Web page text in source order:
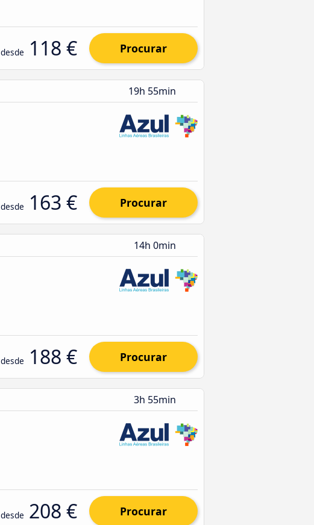
desde 118 € Procurar
19h 55min
desde 163 € Procurar
14h 0min
desde 188 € Procurar
3h 55min
desde 208 € Procurar